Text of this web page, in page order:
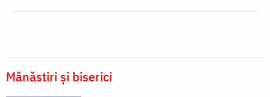
Mănăstiri și biserici